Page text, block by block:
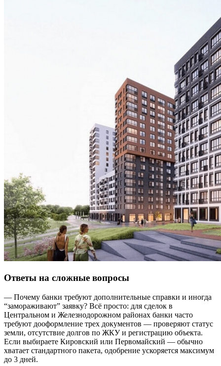
Ответы на сложные вопросы
— Почему банки требуют дополнительные справки и иногда
“замораживают” заявку? Всё просто: для сделок в
Центральном и Железнодорожном районах банки часто
требуют дооформление трех документов — проверяют статус
земли, отсутствие долгов по ЖКУ и регистрацию объекта.
Если выбираете Кировский или Первомайский — обычно
хватает стандартного пакета, одобрение ускоряется максимум
до 3 дней.